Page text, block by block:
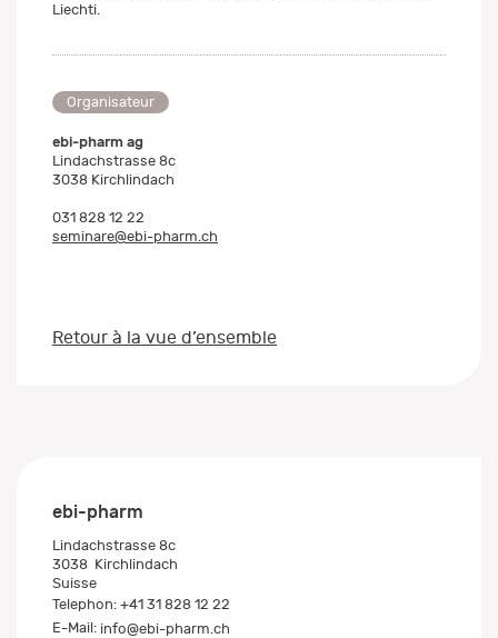
Liechti.
Organisateur
ebi-pharm ag
Lindachstrasse 8c
3038 Kirchlindach
031 828 12 22
seminare@ebi-pharm.ch
Retour à la vue d’ensemble
ebi-pharm
Lindachstrasse 8c
3038 Kirchlindach
Suisse
Telephon: +41 31 828 12 22
E-Mail: info@ebi-pharm.ch